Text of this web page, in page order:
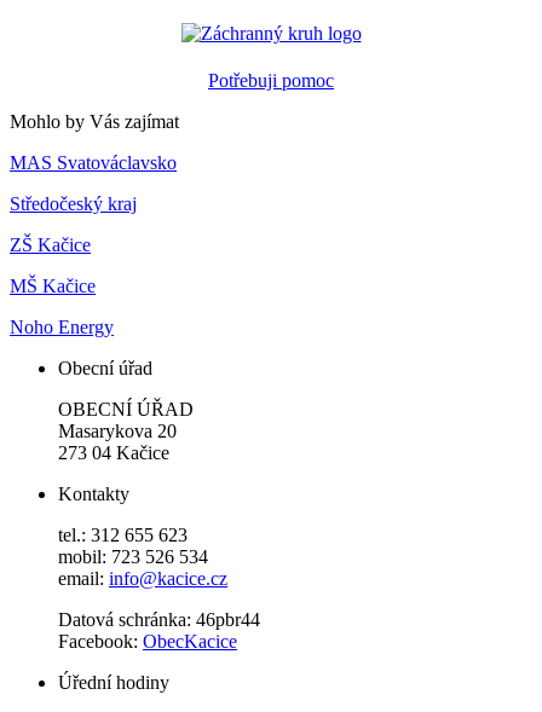
Potřebuji pomoc
Mohlo by Vás zajímat
MAS Svatováclavsko
Středočeský kraj
ZŠ Kačice
MŠ Kačice
Noho Energy
Obecní úřad
OBECNÍ ÚŘAD
Masarykova 20
273 04 Kačice
Kontakty
tel.: 312 655 623
mobil: 723 526 534
email: info@kacice.cz
Datová schránka: 46pbr44
Facebook: ObecKacice
Úřední hodiny